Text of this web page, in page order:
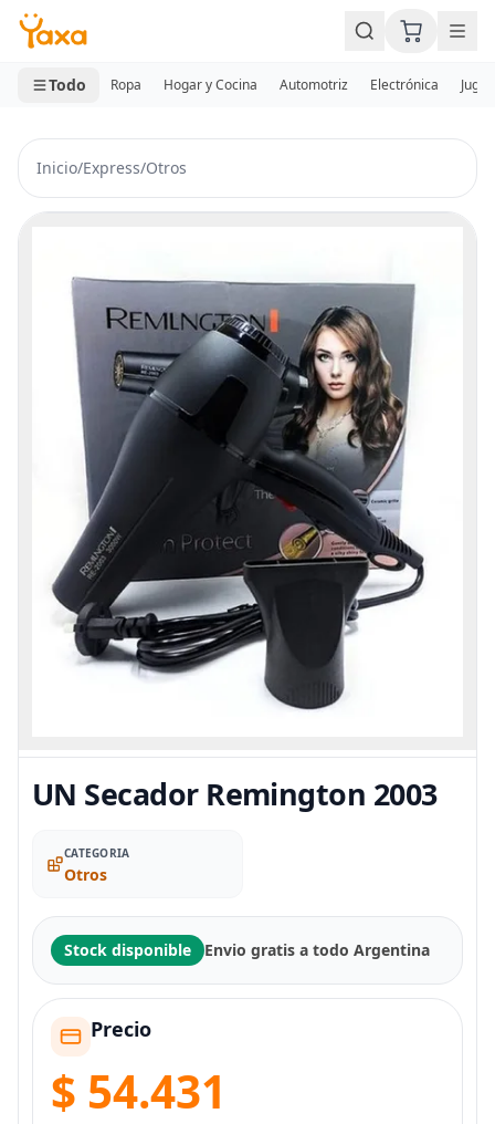
MINI CARRITO
0 productos
Todo Ropa Hogar y Cocina Automotriz Electrónica
Inicio/Express/Otros
UN Secador Remington 2003
CATEGORIA
Otros
Stock disponible Envio gratis a todo Argentina
Precio
$ 54.431